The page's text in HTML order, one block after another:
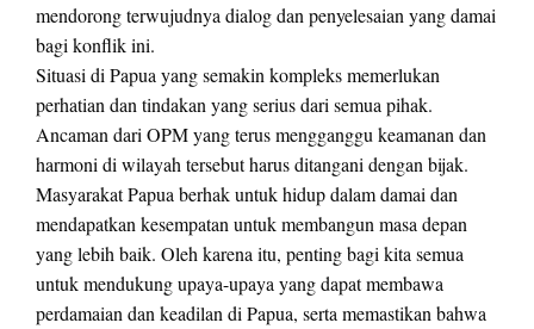
mendorong terwujudnya dialog dan penyelesaian yang damai
bagi konflik ini.
Situasi di Papua yang semakin kompleks memerlukan
perhatian dan tindakan yang serius dari semua pihak.
Ancaman dari OPM yang terus mengganggu keamanan dan
harmoni di wilayah tersebut harus ditangani dengan bijak.
Masyarakat Papua berhak untuk hidup dalam damai dan
mendapatkan kesempatan untuk membangun masa depan
yang lebih baik. Oleh karena itu, penting bagi kita semua
untuk mendukung upaya-upaya yang dapat membawa
perdamaian dan keadilan di Papua, serta memastikan bahwa